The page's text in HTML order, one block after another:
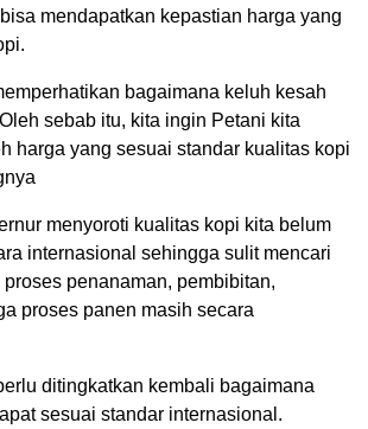
mendapatkan kepastian harga yang
bagaimana keluh kesah
sebab itu, kita ingin Petani kita
harga yang sesuai standar kualitas kopi
menyoroti kualitas kopi kita belum
internasional sehingga sulit mencari
penanaman, pembibitan,
proses panen masih secara
ditingkatkan kembali bagaimana
sesuai standar internasional.